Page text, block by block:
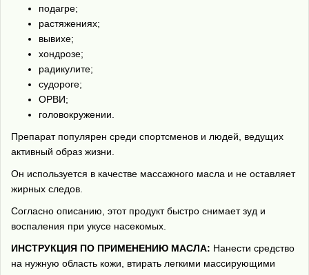
подагре;
растяжениях;
вывихе;
хондрозе;
радикулите;
судороге;
ОРВИ;
головокружении.
Препарат популярен среди спортсменов и людей, ведущих
активный образ жизни.
Он используется в качестве массажного масла и не оставляет
жирных следов.
Согласно описанию, этот продукт быстро снимает зуд и
воспаления при укусе насекомых.
ИНСТРУКЦИЯ ПО ПРИМЕНЕНИЮ МАСЛА: Нанести средство
на нужную область кожи, втирать легкими массирующими